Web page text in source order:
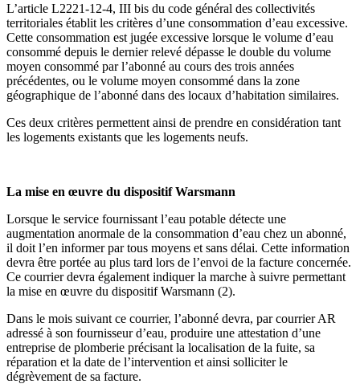
L’article L2221-12-4, III bis du code général des collectivités
territoriales établit les critères d’une consommation d’eau excessive.
Cette consommation est jugée excessive lorsque le volume d’eau
consommé depuis le dernier relevé dépasse le double du volume
moyen consommé par l’abonné au cours des trois années
précédentes, ou le volume moyen consommé dans la zone
géographique de l’abonné dans des locaux d’habitation similaires.
Ces deux critères permettent ainsi de prendre en considération tant
les logements existants que les logements neufs.
La mise en œuvre du dispositif Warsmann
Lorsque le service fournissant l’eau potable détecte une
augmentation anormale de la consommation d’eau chez un abonné,
il doit l’en informer par tous moyens et sans délai. Cette information
devra être portée au plus tard lors de l’envoi de la facture concernée.
Ce courrier devra également indiquer la marche à suivre permettant
la mise en œuvre du dispositif Warsmann (2).
Dans le mois suivant ce courrier, l’abonné devra, par courrier AR
adressé à son fournisseur d’eau, produire une attestation d’une
entreprise de plomberie précisant la localisation de la fuite, sa
réparation et la date de l’intervention et ainsi solliciter le
dégrèvement de sa facture.